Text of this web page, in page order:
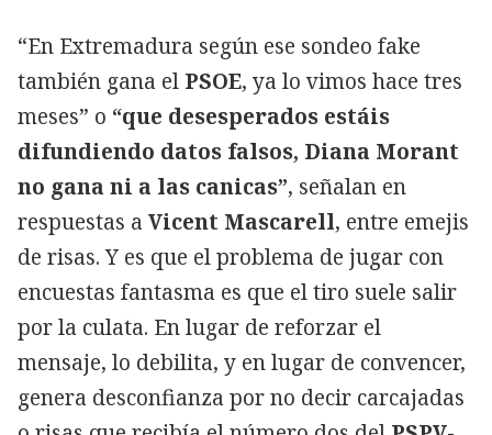
“En Extremadura según ese sondeo fake
también gana el PSOE, ya lo vimos hace tres
meses” o “que desesperados estáis
difundiendo datos falsos, Diana Morant
no gana ni a las canicas”, señalan en
respuestas a Vicent Mascarell, entre emejis
de risas. Y es que el problema de jugar con
encuestas fantasma es que el tiro suele salir
por la culata. En lugar de reforzar el
mensaje, lo debilita, y en lugar de convencer,
genera desconfianza por no decir carcajadas